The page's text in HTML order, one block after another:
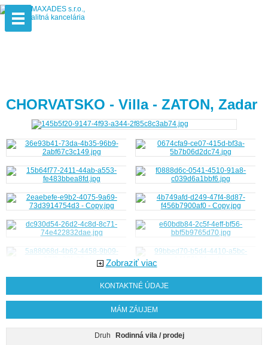
CHORVATSKO - Villa - ZATON, Zadar
Zobraziť viac
KONTAKTNÉ ÚDAJE
MÁM ZÁUJEM
Druh
Rodinná vila / prodej